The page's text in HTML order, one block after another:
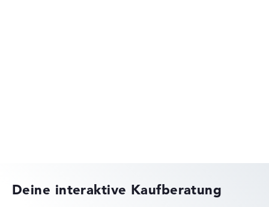
Leicht mit 1,61 kg
Deine interaktive Kaufberatung